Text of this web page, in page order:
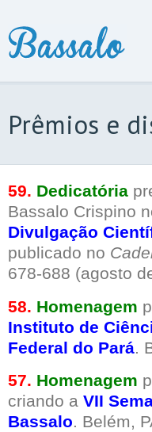
Prêmios e
59. Dedicatória
Bassalo Crispino
Divulgação
publicado no
678-688 (agosto
58. Homenagem
Instituto de
Federal do Pará .
57. Homenagem
criando a VII
Bassalo. Belém,